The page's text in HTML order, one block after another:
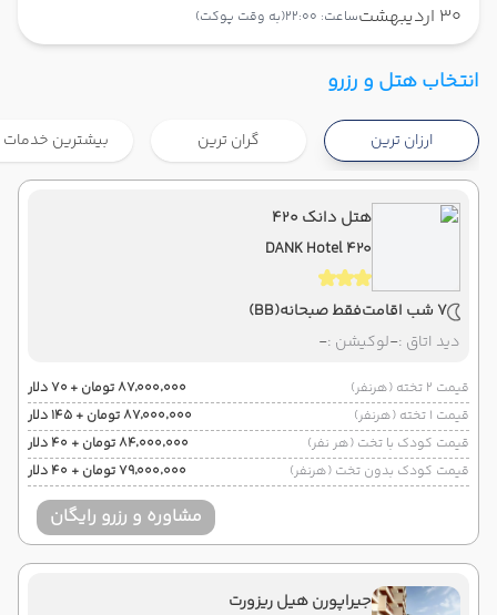
30 اردیبهشت ساعت: 22:00 (به وقت پوکت)
شروع سفر تهران ,
نوع سفر :هواییEconomy ماهان
ساعت حرکت :21:40
07:00
پایان سفر
فرودگاه بین‌المللی پوکت HKT
تهران ,
نوع سفر :هواییEconomy
انتخاب هتل و رزرو
ارزان ترین گران ترین بیشترین خدمات
هتل دانک ۴۲۰
DANK Hotel 420
7 شب اقامت فقط صبحانه(BB)
دید اتاق :-لوکیشن :-
قیمت 2 تخته (هرنفر)
۸۷٬۰۰۰٬۰۰۰ تومان + ۷۰ دلار
قیمت 1 تخته (هرنفر)
۸۷٬۰۰۰٬۰۰۰ تومان + ۱۴۵ دلار
قیمت کودک با تخت (هر نفر)
۸۴٬۰۰۰٬۰۰۰ تومان + ۴۰ دلار
قیمت کودک بدون تخت (هرنفر)
۷۹٬۰۰۰٬۰۰۰ تومان + ۴۰ دلار
مشاوره و رزرو رایگان
جیراپورن هیل ریزورت